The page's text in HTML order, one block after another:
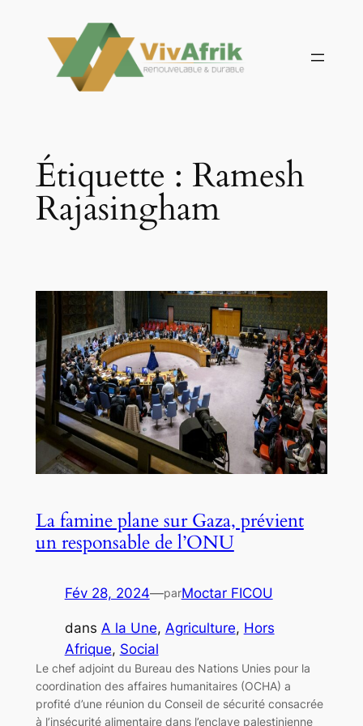
contenu
Étiquette : Ramesh
Rajasingham
La famine plane sur Gaza, prévient
un responsable de l’ONU
Fév 28, 2024—parMoctar FICOU
dans A la Une, Agriculture, Hors
Afrique, Social
Le chef adjoint du Bureau des Nations Unies pour la
coordination des affaires humanitaires (OCHA) a
profité d’une réunion du Conseil de sécurité consacrée
à l’insécurité alimentaire dans l’enclave palestinienne